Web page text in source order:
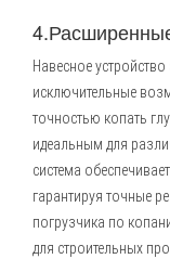
Навесное
исключительные
точностью копать
идеальным для
система
гарантируя точные
погрузчика по
для строительных